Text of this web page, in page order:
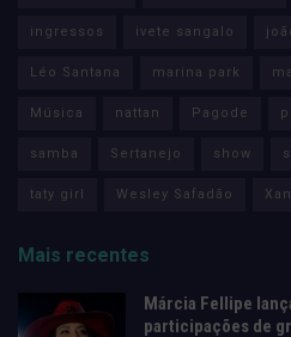
ingressos ivete sangalo
Léo Santana marina park
Música nattan Pagode
samba Sertanejo show
taty girl Wesley Safadão
Mais recentes
Márcia Fellipe
participações de